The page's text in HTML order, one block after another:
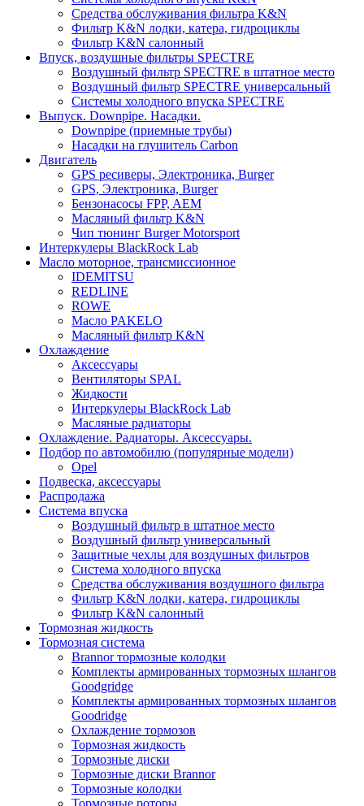
Средства обслуживания фильтра K&N
Фильтр K&N лодки, катера, гидроциклы
Фильтр K&N салонный
Впуск, воздушные фильтры SPECTRE
Воздушный фильтр SPECTRE в штатное место
Воздушный фильтр SPECTRE универсальный
Системы холодного впуска SPECTRE
Выпуск. Downpipe. Насадки.
Downpipe (приемные трубы)
Насадки на глушитель Carbon
Двигатель
GPS ресиверы, Электроника, Burger
GPS, Электроника, Burger
Бензонасосы FPP, AEM
Масляный фильтр K&N
Чип тюнинг Burger Motorsport
Интеркулеры BlackRock Lab
Масло моторное, трансмиссионное
IDEMITSU
REDLINE
ROWE
Масло PAKELO
Масляный фильтр K&N
Охлаждение
Аксессуары
Вентиляторы SPAL
Жидкости
Интеркулеры BlackRock Lab
Масляные радиаторы
Охлаждение. Радиаторы. Аксессуары.
Подбор по автомобилю (популярные модели)
Opel
Подвеска, аксессуары
Распродажа
Система впуска
Воздушный фильтр в штатное место
Воздушный фильтр универсальный
Защитные чехлы для воздушных фильтров
Система холодного впуска
Средства обслуживания воздушного фильтра
Фильтр K&N лодки, катера, гидроциклы
Фильтр K&N салонный
Тормозная жидкость
Тормозная система
Brannor тормозные колодки
Комплекты армированных тормозных шлангов
Goodgridge
Комплекты армированных тормозных шлангов
Goodridge
Охлаждение тормозов
Тормозная жидкость
Тормозные диски
Тормозные диски Brannor
Тормозные колодки
Тормозные роторы